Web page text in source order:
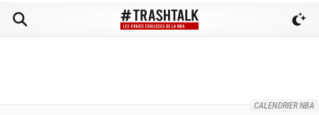
CALENDRIER NBA